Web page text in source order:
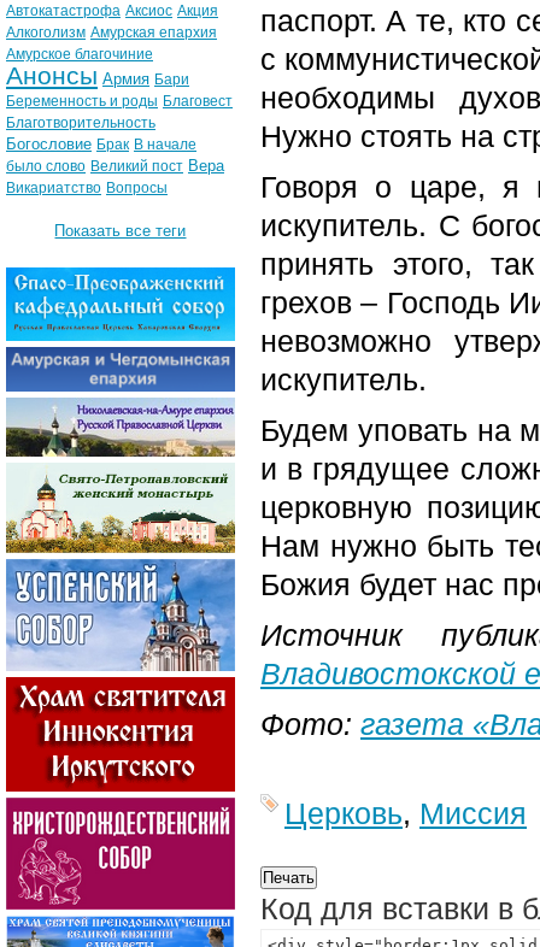
паспорт. А те, кто
с
необходимы
Нужно стоять на
Говоря о царе, я
искупитель. С
принять этого,
грехов – Господь
невозможно
искупитель.
Будем уповать на
и в грядущее
церковную
Нам нужно быть
Божия будет нас
Источник
Владивостокской
Фото: газета
Церковь, Миссия
Код для вставки в
Автокатастрофа Аксиос Акция
Алкоголизм Амурская епархия
Амурское благочиние
Анонсы Армия Бари
Беременность и роды Благовест
Благотворительность
Богословие Брак В начале
было слово Великий пост Вера
Викариатство Вопросы
Показать все теги